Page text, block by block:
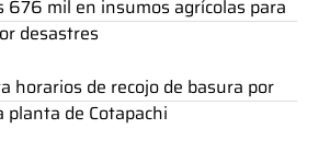
676 mil en insumos agrícolas para
desastres
horarios de recojo de basura por
planta de Cotapachi